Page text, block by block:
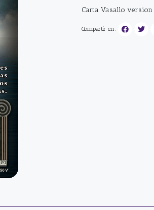
Carta Vasallo
Compartir en: